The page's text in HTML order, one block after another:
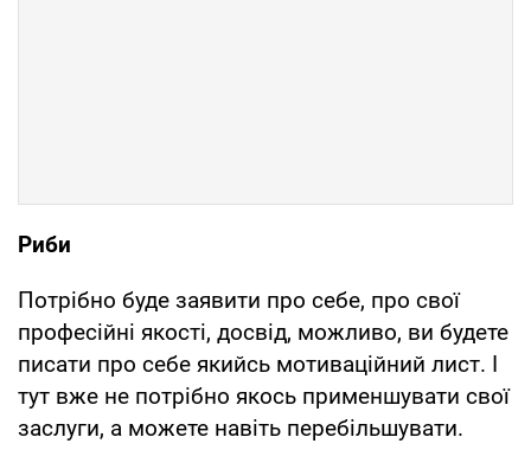
Риби
Потрібно буде заявити про себе, про свої
професійні якості, досвід, можливо, ви будете
писати про себе якийсь мотиваційний лист. І
тут вже не потрібно якось применшувати свої
заслуги, а можете навіть перебільшувати.